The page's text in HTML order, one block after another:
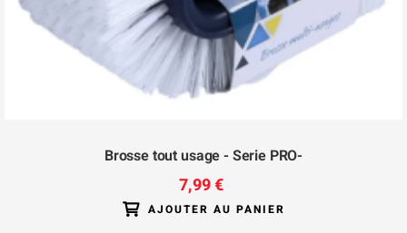
Brosse tout usage - Serie PRO-
7,99 €
AJOUTER AU PANIER